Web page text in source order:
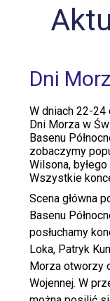
Dni
W dniach 22-
Dni Morza w
Basenu
zobaczymy
Wilsona,
Wszystkie
Scena główna
Basenu
posłuchamy
Loka, Patryk
Morza otworzy
Wojennej. W